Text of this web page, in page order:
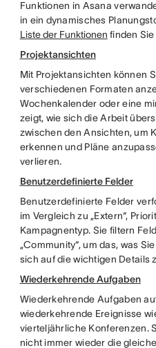
Funktionen in Asana
in ein dynamisches
Liste der Funktionen finden
Projektansichten
Mit Projektansichten können
verschiedenen Formaten
Wochenkalender oder eine
zeigt, wie sich die Arbeit
zwischen den Ansichten, um
erkennen und Pläne
verlieren.
Benutzerdefinierte Felder
Benutzerdefinierte Felder
im Vergleich zu „Extern“,
Kampagnentyp. Sie filtern
„Community“, um das, was
sich auf die wichtigen Details
Wiederkehrende Aufgaben
Wiederkehrende Aufgaben
wiederkehrende Ereignisse
vierteljährliche Konferenzen.
nicht immer wieder die